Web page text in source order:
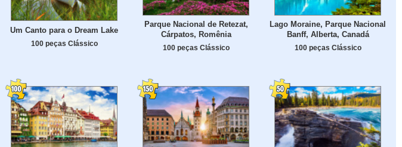
Um Canto para o Dream Lake
100 peças Clássico
Parque Nacional de Retezat,
Cárpatos, Romênia
100 peças Clássico
Lago Moraine, Parque Nacional
Banff, Alberta, Canadá
100 peças Clássico